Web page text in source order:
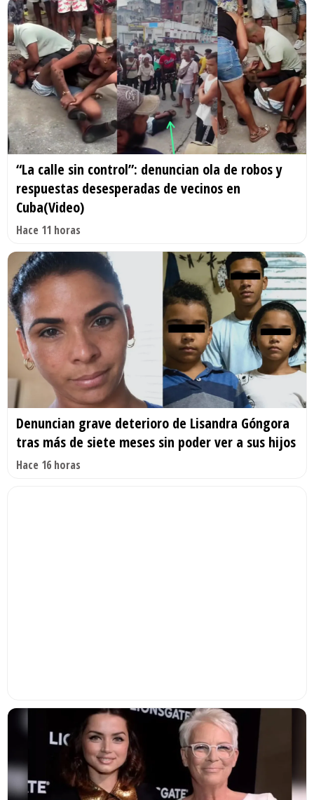
“La calle sin control”: denuncian ola de robos y
respuestas desesperadas de vecinos en
Cuba(Video)
Hace 11 horas
Denuncian grave deterioro de Lisandra Góngora
tras más de siete meses sin poder ver a sus hijos
Hace 16 horas